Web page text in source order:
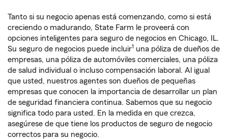
Tanto si su negocio apenas está comenzando, como si está
creciendo o madurando, State Farm le proveerá con
opciones inteligentes para seguro de negocios en Chicago, IL.
Su seguro de negocios puede incluir1 una póliza de dueños de
empresas, una póliza de automóviles comerciales, una póliza
de salud individual o incluso compensación laboral. Al igual
que usted, nuestros agentes son dueños de pequeñas
empresas que conocen la importancia de desarrollar un plan
de seguridad financiera continua. Sabemos que su negocio
significa todo para usted. En la medida en que crezca,
asegúrese de que tiene los productos de seguro de negocio
correctos para su negocio.